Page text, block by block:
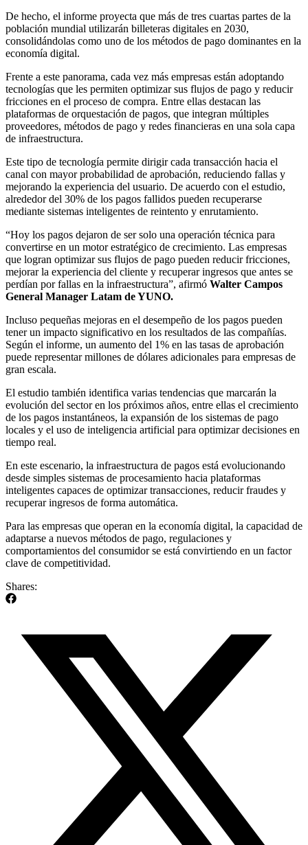
De hecho, el informe proyecta que más de tres cuartas partes de la
población mundial utilizarán billeteras digitales en 2030,
consolidándolas como uno de los métodos de pago dominantes en la
economía digital.
Frente a este panorama, cada vez más empresas están adoptando
tecnologías que les permiten optimizar sus flujos de pago y reducir
fricciones en el proceso de compra. Entre ellas destacan las
plataformas de orquestación de pagos, que integran múltiples
proveedores, métodos de pago y redes financieras en una sola capa
de infraestructura.
Este tipo de tecnología permite dirigir cada transacción hacia el
canal con mayor probabilidad de aprobación, reduciendo fallas y
mejorando la experiencia del usuario. De acuerdo con el estudio,
alrededor del 30% de los pagos fallidos pueden recuperarse
mediante sistemas inteligentes de reintento y enrutamiento.
“Hoy los pagos dejaron de ser solo una operación técnica para
convertirse en un motor estratégico de crecimiento. Las empresas
que logran optimizar sus flujos de pago pueden reducir fricciones,
mejorar la experiencia del cliente y recuperar ingresos que antes se
perdían por fallas en la infraestructura”, afirmó Walter Campos
General Manager Latam de YUNO.
Incluso pequeñas mejoras en el desempeño de los pagos pueden
tener un impacto significativo en los resultados de las compañías.
Según el informe, un aumento del 1% en las tasas de aprobación
puede representar millones de dólares adicionales para empresas de
gran escala.
El estudio también identifica varias tendencias que marcarán la
evolución del sector en los próximos años, entre ellas el crecimiento
de los pagos instantáneos, la expansión de los sistemas de pago
locales y el uso de inteligencia artificial para optimizar decisiones en
tiempo real.
En este escenario, la infraestructura de pagos está evolucionando
desde simples sistemas de procesamiento hacia plataformas
inteligentes capaces de optimizar transacciones, reducir fraudes y
recuperar ingresos de forma automática.
Para las empresas que operan en la economía digital, la capacidad de
adaptarse a nuevos métodos de pago, regulaciones y
comportamientos del consumidor se está convirtiendo en un factor
clave de competitividad.
Shares: